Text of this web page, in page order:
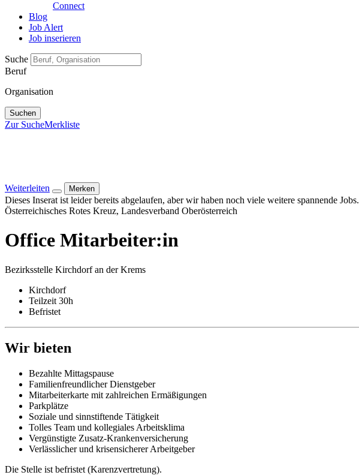
Connect
Blog
Job Alert
Job inserieren
Suche
Beruf
Organisation
Suchen
Zur SucheMerkliste
Weiterleiten Merken
Dieses Inserat ist leider bereits abgelaufen, aber wir haben noch viele weitere spannende Jobs.
Österreichisches Rotes Kreuz, Landesverband Oberösterreich
Office Mitarbeiter:in
Bezirksstelle Kirchdorf an der Krems
Kirchdorf
Teilzeit 30h
Befristet
Wir bieten
Bezahlte Mittagspause
Familienfreundlicher Dienstgeber
Mitarbeiterkarte mit zahlreichen Ermäßigungen
Parkplätze
Soziale und sinnstiftende Tätigkeit
Tolles Team und kollegiales Arbeitsklima
Vergünstigte Zusatz-Krankenversicherung
Verlässlicher und krisensicherer Arbeitgeber
Die Stelle ist befristet (Karenzvertretung).